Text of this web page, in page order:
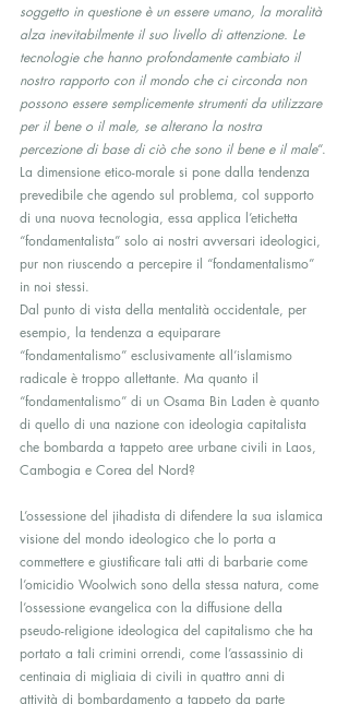
soggetto in questione è un essere umano, la moralità
alza inevitabilmente il suo livello di attenzione. Le
tecnologie che hanno profondamente cambiato il
nostro rapporto con il mondo che ci circonda non
possono essere semplicemente strumenti da utilizzare
per il bene o il male, se alterano la nostra
percezione di base di ciò che sono il bene e il male“.
La dimensione etico-morale si pone dalla tendenza
prevedibile che agendo sul problema, col supporto
di una nuova tecnologia, essa applica l’etichetta
“fondamentalista” solo ai nostri avversari ideologici,
pur non riuscendo a percepire il “fondamentalismo”
in noi stessi.
Dal punto di vista della mentalità occidentale, per
esempio, la tendenza a equiparare
“fondamentalismo” esclusivamente all’islamismo
radicale è troppo allettante. Ma quanto il
“fondamentalismo” di un Osama Bin Laden è quanto
di quello di una nazione con ideologia capitalista
che bombarda a tappeto aree urbane civili in Laos,
Cambogia e Corea del Nord?
L’ossessione del jihadista di difendere la sua islamica
visione del mondo ideologico che lo porta a
commettere e giustificare tali atti di barbarie come
l’omicidio Woolwich sono della stessa natura, come
l’ossessione evangelica con la diffusione della
pseudo-religione ideologica del capitalismo che ha
portato a tali crimini orrendi, come l’assassinio di
centinaia di migliaia di civili in quattro anni di
attività di bombardamento a tappeto da parte